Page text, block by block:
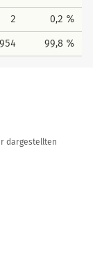
2 0,2 %
954 99,8 %
dargestellten